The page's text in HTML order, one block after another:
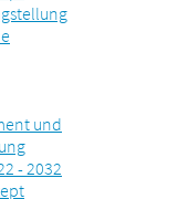
und
- 2032